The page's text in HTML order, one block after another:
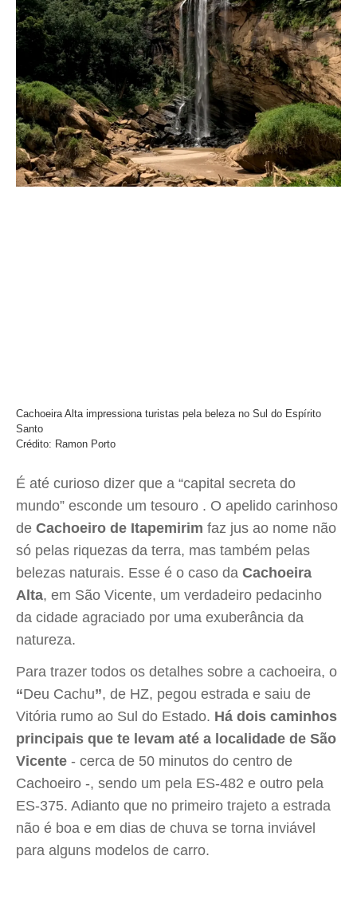
Cachoeira Alta impressiona turistas pela beleza no Sul do Espírito
Santo
Crédito: Ramon Porto
É até curioso dizer que a “capital secreta do
mundo” esconde um tesouro . O apelido carinhoso
de Cachoeiro de Itapemirim faz jus ao nome não
só pelas riquezas da terra, mas também pelas
belezas naturais. Esse é o caso da Cachoeira
Alta, em São Vicente, um verdadeiro pedacinho
da cidade agraciado por uma exuberância da
natureza.
Para trazer todos os detalhes sobre a cachoeira, o
“Deu Cachu”, de HZ, pegou estrada e saiu de
Vitória rumo ao Sul do Estado. Há dois caminhos
principais que te levam até a localidade de São
Vicente - cerca de 50 minutos do centro de
Cachoeiro -, sendo um pela ES-482 e outro pela
ES-375. Adianto que no primeiro trajeto a estrada
não é boa e em dias de chuva se torna inviável
para alguns modelos de carro.